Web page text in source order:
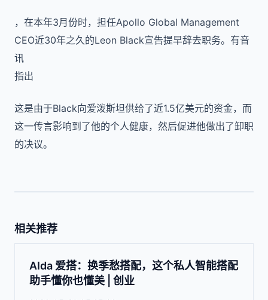
，在本年3月份时，担任Apollo Global Management
CEO近30年之久的Leon Black宣告提早辞去职务。有音
讯
指出
这是由于Black向爱泼斯坦供给了近1.5亿美元的资金，而
这一传言影响到了他的个人健康，然后促进他做出了卸职
的决议。
相关推荐
AIda 爱搭：换季愁搭配，这个私人智能搭配
助手懂你也懂美 | 创业